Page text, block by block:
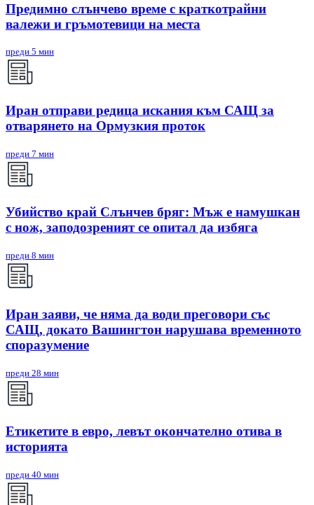
Предимно слънчево време с краткотрайни
валежи и гръмотевици на места
преди 5 мин
Иран отправи редица искания към САЩ за
отварянето на Ормузкия проток
преди 7 мин
Убийство край Слънчев бряг: Мъж е намушкан
с нож, заподозреният се опитал да избяга
преди 8 мин
Иран заяви, че няма да води преговори със
САЩ, докато Вашингтон нарушава временното
споразумение
преди 28 мин
Етикетите в евро, левът окончателно отива в
историята
преди 40 мин